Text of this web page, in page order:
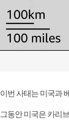
이번 사태는 미국과
그동안 미국은 카리